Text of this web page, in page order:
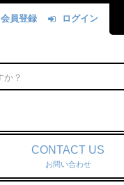
会員登録 ログイン
CONTACT US
お問い合わせ